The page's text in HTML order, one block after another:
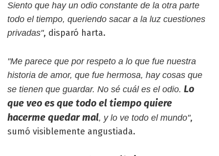
Siento que hay un odio constante de la otra parte
todo el tiempo, queriendo sacar a la luz cuestiones
privadas", disparó harta.
"Me parece que por respeto a lo que fue nuestra
historia de amor, que fue hermosa, hay cosas que
se tienen que guardar. No sé cuál es el odio. Lo
que veo es que todo el tiempo quiere
hacerme quedar mal, y lo ve todo el mundo",
sumó visiblemente angustiada.